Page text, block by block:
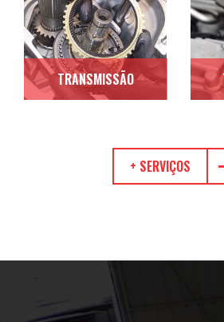
TRANSMISSÃO
+ SERVIÇOS